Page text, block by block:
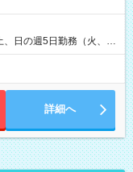
日の週5日勤務（火、水
、長期休暇有り！） ・
）
詳細へ